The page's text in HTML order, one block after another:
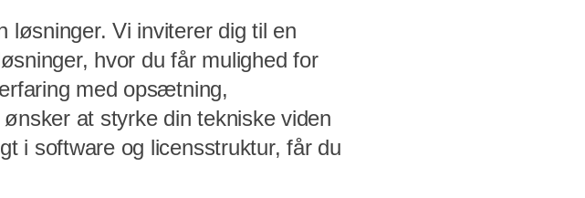
løsninger. Vi inviterer dig til en
hvor du får mulighed for
med opsætning,
at styrke din tekniske viden
i software og licensstruktur, får du